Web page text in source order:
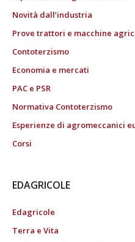
Novità dall’industria
Prove trattori e macchine
Contoterzismo
Economia e mercati
PAC e PSR
Normativa Contoterzismo
Esperienze di agromeccanici
Corsi
EDAGRICOLE
Edagricole
Terra e Vita